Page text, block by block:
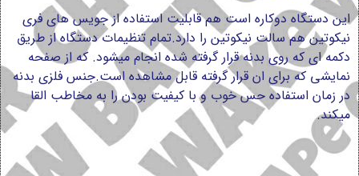
این دستگاه دوکاره است هم قابلیت استفاده از جویس های فری
نیکوتین هم سالت نیکوتین را دارد.تمام تنظیمات دستگاه از طریق
دکمه ای که روی بدنه قرار گرفته شده انجام میشود. که از صفحه
نمایشی که برای ان قرار گرفته قابل مشاهده است.جنس فلزی بدنه
در زمان استفاده حس خوب و با کیفیت بودن را به مخاطب القا
میکند.